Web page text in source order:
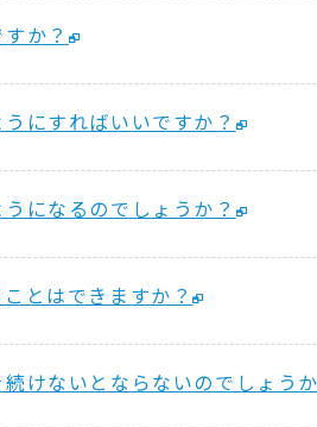
か？
にすればいいですか？
になるのでしょうか？
とはできますか？
けないとならないのでしょう